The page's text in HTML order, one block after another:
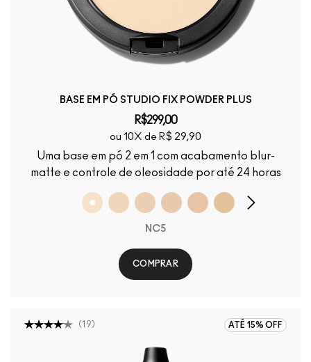
BASE EM PÓ STUDIO FIX POWDER PLUS
R$299,00
ou 10X de R$ 29,90
Uma base em pó 2 em 1 com acabamento blur-
matte e controle de oleosidade por até 24 horas
NC5
COMPRAR
ATÉ 15% OFF
(19 )